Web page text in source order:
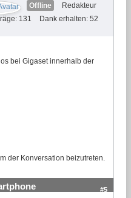
Offline
Redakteur
131
Dank erhalten: 52
bei Gigaset innerhalb der
der Konversation beizutreten.
#5